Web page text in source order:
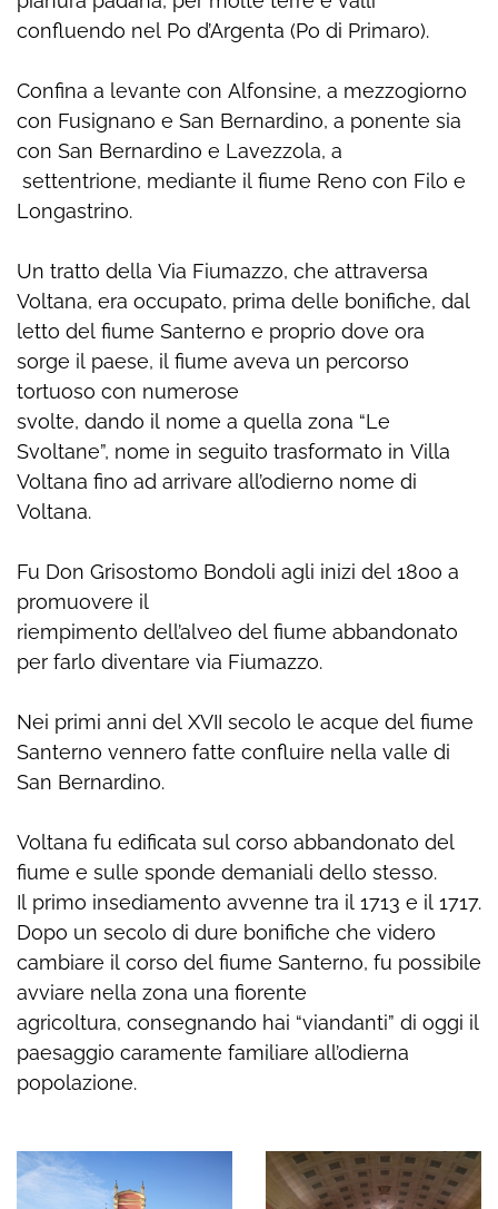
confluendo nel Po d’Argenta (Po di Primaro).
Confina a levante con Alfonsine, a mezzogiorno
con Fusignano e San Bernardino, a ponente sia
con San Bernardino e Lavezzola, a
settentrione, mediante il fiume Reno con Filo e
Longastrino.
Un tratto della Via Fiumazzo, che attraversa
Voltana, era occupato, prima delle bonifiche, dal
letto del fiume Santerno e proprio dove ora
sorge il paese, il fiume aveva un percorso
tortuoso con numerose
svolte, dando il nome a quella zona “Le
Svoltane”, nome in seguito trasformato in Villa
Voltana fino ad arrivare all’odierno nome di
Voltana.
Fu Don Grisostomo Bondoli agli inizi del 1800 a
promuovere il
riempimento dell’alveo del fiume abbandonato
per farlo diventare via Fiumazzo.
Nei primi anni del XVII secolo le acque del fiume
Santerno vennero fatte confluire nella valle di
San Bernardino.
Voltana fu edificata sul corso abbandonato del
fiume e sulle sponde demaniali dello stesso.
Il primo insediamento avvenne tra il 1713 e il 1717.
Dopo un secolo di dure bonifiche che videro
cambiare il corso del fiume Santerno, fu possibile
avviare nella zona una fiorente
agricoltura, consegnando hai “viandanti” di oggi il
paesaggio caramente familiare all’odierna
popolazione.